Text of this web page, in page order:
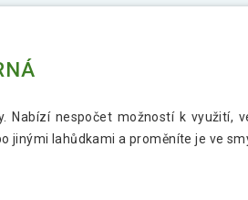
Nabízí nespočet možností k
jinými lahůdkami a proměníte je ve